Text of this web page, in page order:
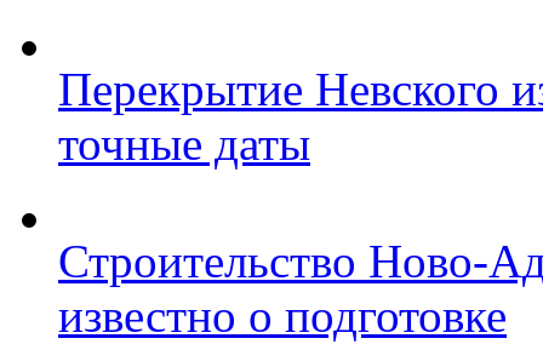
Перекрытие Невского
точные даты
Строительство Ново-
известно о подготовке